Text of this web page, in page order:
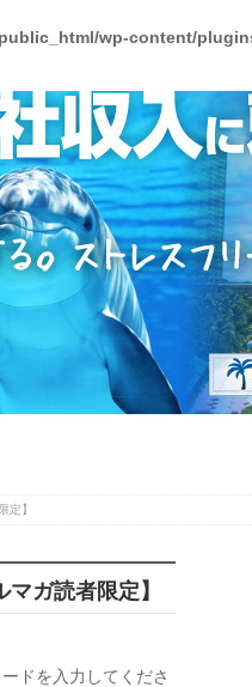
wp-content/
定】
ガ読者限定】
ドを入力してくださ